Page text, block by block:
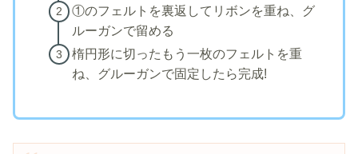
①のフェルトを裏返してリボンを重ね、グ
ルーガンで留める
楕円形に切ったもう一枚のフェルトを重
ね、グルーガンで固定したら完成!